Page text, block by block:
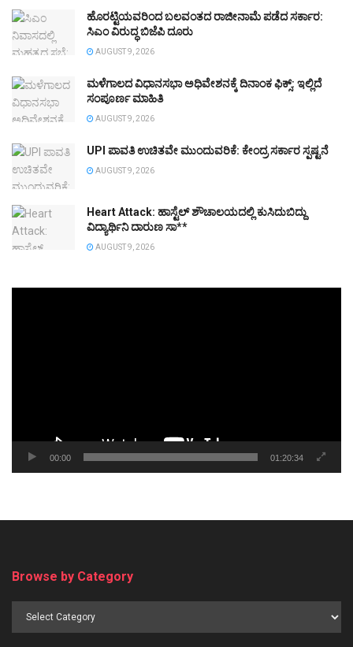
ಹೊರಟ್ಟಿಯವರಿಂದ ಬಲವಂತದ ರಾಜೀನಾಮೆ ಪಡೆದ ಸರ್ಕಾರ:
ಸಿಎಂ ವಿರುದ್ಧ ಬಿಜೆಪಿ ದೂರು
AUGUST 9, 2026
ಮಳೆಗಾಲದ ವಿಧಾನಸಭಾ ಅಧಿವೇಶನಕ್ಕೆ ದಿನಾಂಕ ಫಿಕ್ಸ್‌: ಇಲ್ಲಿದೆ
ಸಂಪೂರ್ಣ ಮಾಹಿತಿ
AUGUST 9, 2026
UPI ಪಾವತಿ ಉಚಿತವೇ ಮುಂದುವರಿಕೆ: ಕೇಂದ್ರ ಸರ್ಕಾರ ಸ್ಪಷ್ಟನೆ
AUGUST 9, 2026
Heart Attack: ಹಾಸ್ಟೆಲ್ ಶೌಚಾಲಯದಲ್ಲಿ ಕುಸಿದುಬಿದ್ದು
ವಿದ್ಯಾರ್ಥಿನಿ ದಾರುಣ ಸಾ**
AUGUST 9, 2026
00:00 01:20:34
Browse by Category